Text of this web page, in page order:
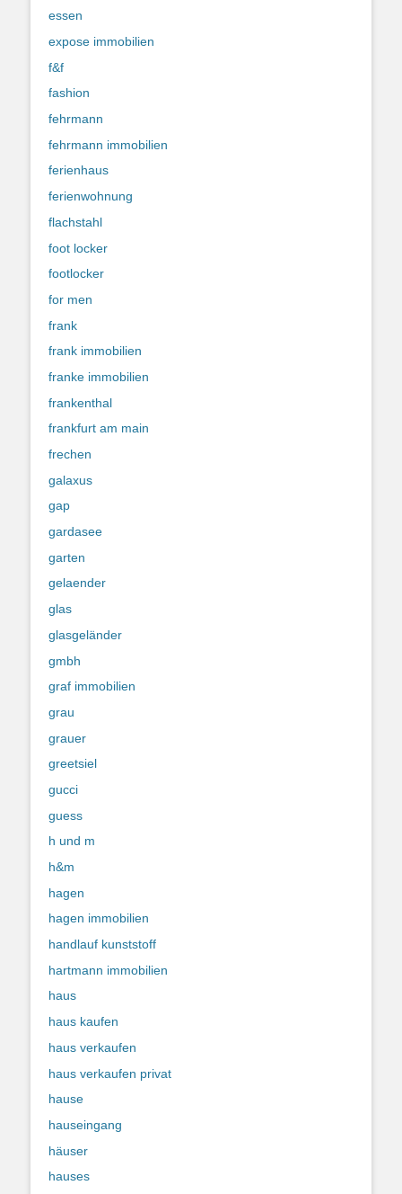
essen
expose immobilien
f&f
fashion
fehrmann
fehrmann immobilien
ferienhaus
ferienwohnung
flachstahl
foot locker
footlocker
for men
frank
frank immobilien
franke immobilien
frankenthal
frankfurt am main
frechen
galaxus
gap
gardasee
garten
gelaender
glas
glasgeländer
gmbh
graf immobilien
grau
grauer
greetsiel
gucci
guess
h und m
h&m
hagen
hagen immobilien
handlauf kunststoff
hartmann immobilien
haus
haus kaufen
haus verkaufen
haus verkaufen privat
hause
hauseingang
häuser
hauses